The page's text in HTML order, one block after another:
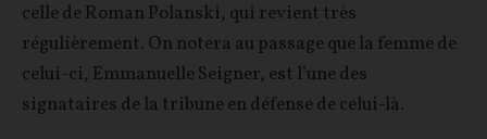
celle de Roman Polanski, qui revient très
régulièrement. On notera au passage que la femme de
celui-ci, Emmanuelle Seigner, est l’une des
signataires de la tribune en défense de celui-là.